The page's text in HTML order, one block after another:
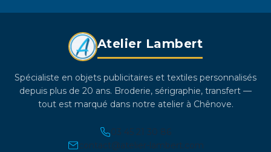
page
produit
Atelier Lambert
Spécialiste en objets publicitaires et textiles personnalisés
depuis plus de 20 ans. Broderie, sérigraphie, transfert —
tout est marqué dans notre atelier à Chênove.
03 45 21 30 86
contact@atelier-lambert.com